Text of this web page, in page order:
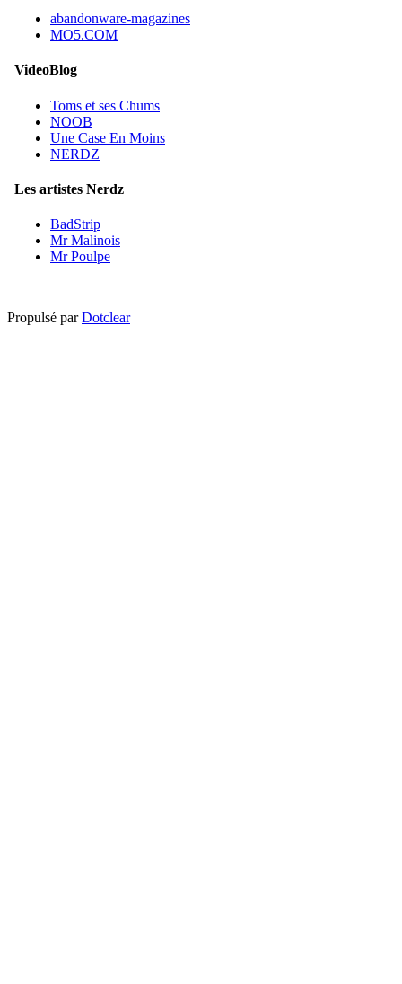
abandonware-magazines
MO5.COM
VideoBlog
Toms et ses Chums
NOOB
Une Case En Moins
NERDZ
Les artistes Nerdz
BadStrip
Mr Malinois
Mr Poulpe
Propulsé parDotclear